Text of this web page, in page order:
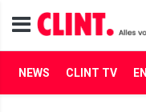
NEWS CLINT TV